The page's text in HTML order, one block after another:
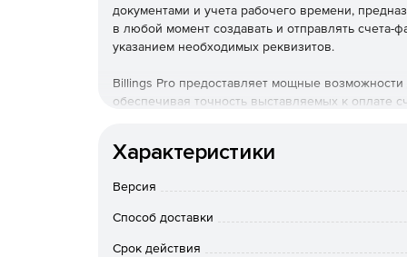
документами и учета рабочего времени,
в любой момент создавать и отправлять
указанием необходимых реквизитов.
Billings Pro предоставляет мощные
обеспечивая точность выставляемых к оплате
Аудит служебных расходов, в том числе
Возможность формирования счета на
Характеристики
Версия
Способ доставки
Срок действия